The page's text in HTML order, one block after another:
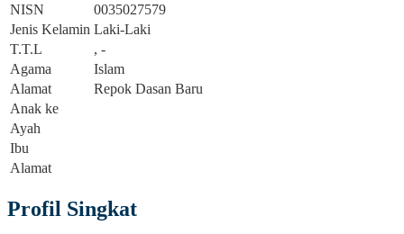
NISN
0035027579
Jenis Kelamin Laki-Laki
T.T.L
, -
Agama
Islam
Alamat
Repok Dasan Baru
Anak ke
Ayah
Ibu
Alamat
Profil Singkat